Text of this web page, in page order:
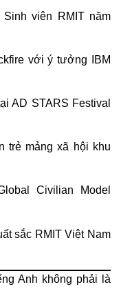
viên RMIT năm
với ý tưởng IBM
AD STARS Festival
trẻ mảng xã hội khu
Civilian Model
sắc RMIT Việt Nam
Anh không phải là